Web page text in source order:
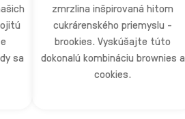
sa
zmrzlina inšpirovaná hitom
cukrárenského priemyslu -
brookies. Vyskúšajte túto
dokonalú kombináciu brownies a
cookies.